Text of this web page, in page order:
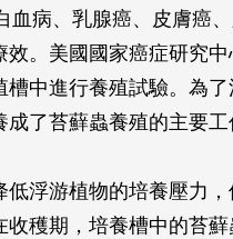
病、乳腺癌、皮膚癌
。美國國家癌症研究
中進行養殖試驗。為
了苔蘚蟲養殖的主要工
浮游植物的培養壓力
穫期，培養槽中的苔